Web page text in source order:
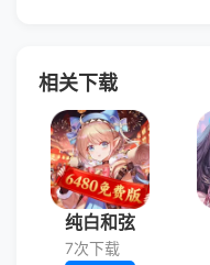
相关下载
纯白和弦
7次下载